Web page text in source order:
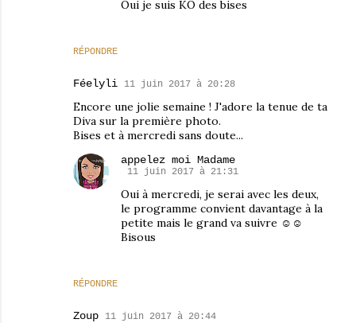
RÉPONDRE
Oui je suis KO des bises
Féelyli 11 juin 2017 à 20:28
Encore une jolie semaine ! J'adore la tenue de ta
Diva sur la première photo.
Bises et à mercredi sans doute...
RÉPONDRE
appelez moi Madame
11 juin 2017 à 21:31
Oui à mercredi, je serai avec les deux,
le programme convient davantage à la
petite mais le grand va suivre ☺☺
Bisous
Zoup 11 juin 2017 à 20:44